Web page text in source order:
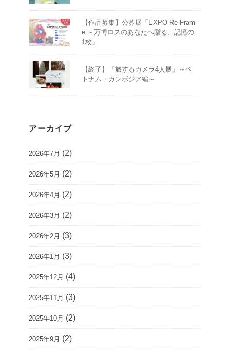
【作品募集】公募展「EXPO Re-Fram
e ～万博ロスのあなたへ贈る、記憶の
1枚」
【終了】『旅するカメラ4人展』～ベ
トナム・カンボジア編～
アーカイブ
2026年7月 (2)
2026年5月 (2)
2026年4月 (2)
2026年3月 (2)
2026年2月 (3)
2026年1月 (3)
2025年12月 (4)
2025年11月 (3)
2025年10月 (2)
2025年9月 (2)